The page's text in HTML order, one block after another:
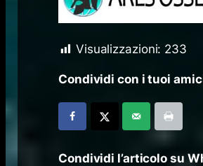
Visualizzazioni: 233
Condividi con i tuoi
Condividi l’articolo su